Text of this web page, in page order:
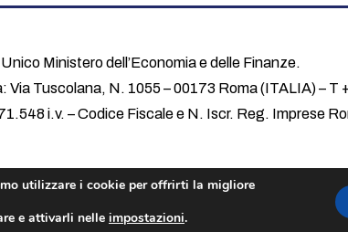
Ministero dell’Economia e delle Finanze.
Via Tuscolana, N. 1055 – 00173 Roma (ITALIA) – T
i.v. – Codice Fiscale e N. Iscr. Reg. Imprese
by Cappelli Identity Design
utilizzare i cookie per offrirti la migliore
e attivarli nelle impostazioni.